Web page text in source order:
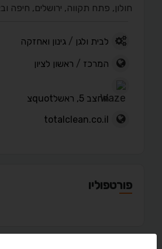
חולון, פתח תקווה, ירושלים, חיפה
לבית ולגן / גינון ואחזקה
המרכז / ראשון לציון
החצב 5, ראשלquotצ
totalclean.co.il
פורטפוליו